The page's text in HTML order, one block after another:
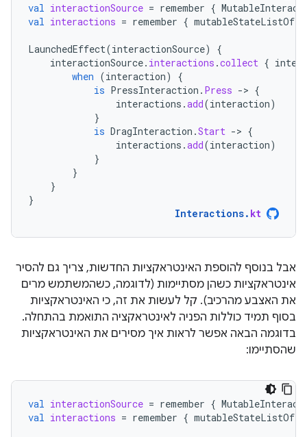
val interactionSource = remember {
val interactions = remember {
LaunchedEffect(interactionSource)
{
interactionSource. interactions .collect {
when (interaction)
{
is PressInteraction . Press -> {
interactions .add(interaction)
}
is DragInteraction .Start -> {
interactions .add(interaction)
}
}
}
}
Interactions. kt
אבל בנוסף להוספת האינטראקציות החדשות, צריך גם להסיר
אינטראקציות כשהן מסתיימות (לדוגמה, כשהמשתמש מרים
את האצבע מהרכיב). קל לעשות את זה, כי האינטראקציות
בסוף תמיד כוללות הפניה לאינטראקציה התואמת בהתחלה.
בדוגמה הבאה אפשר לראות איך מסירים את האינטראקציות
שהסתיימו:
val interactionSource = remember {
val interactions = remember {